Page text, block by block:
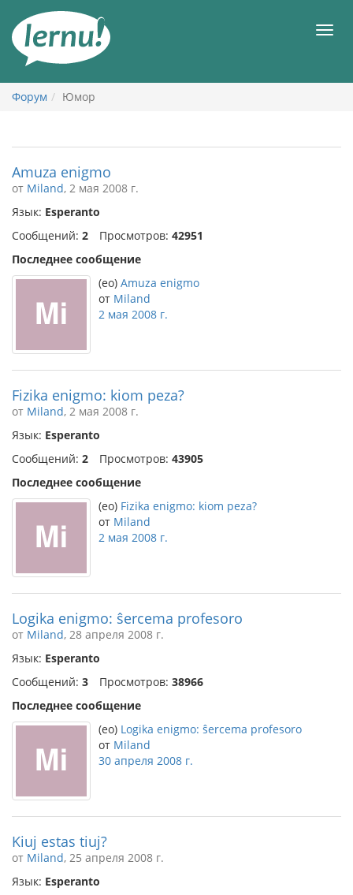
содержанию
Форум Юмор
Amuza enigmo
от Miland, 2 мая 2008 г.
Язык: Esperanto
Сообщений: 2 Просмотров: 42951
Последнее сообщение
(eo) Amuza enigmo
от Miland
2 мая 2008 г.
Fizika enigmo: kiom peza?
от Miland, 2 мая 2008 г.
Язык: Esperanto
Сообщений: 2 Просмотров: 43905
Последнее сообщение
(eo) Fizika enigmo: kiom peza?
от Miland
2 мая 2008 г.
Logika enigmo: ŝercema profesoro
от Miland, 28 апреля 2008 г.
Язык: Esperanto
Сообщений: 3 Просмотров: 38966
Последнее сообщение
(eo) Logika enigmo: ŝercema profesoro
от Miland
30 апреля 2008 г.
Kiuj estas tiuj?
от Miland, 25 апреля 2008 г.
Язык: Esperanto